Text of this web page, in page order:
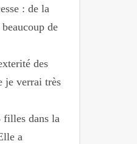
: de la
de
des
je verrai très
filles dans la
a